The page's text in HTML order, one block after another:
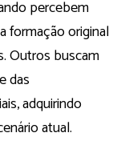
percebem
formação original
Outros buscam
das
adquirindo
atual.